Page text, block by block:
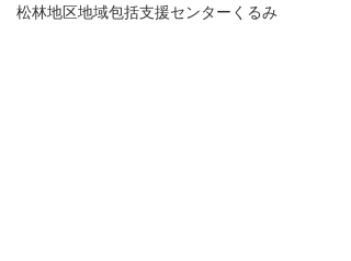
松林地区地域包括支援センターくるみ